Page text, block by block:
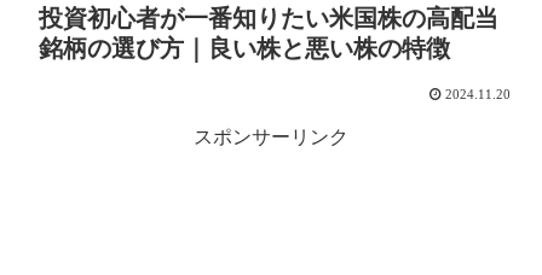
投資初心者が一番知りたい米国株の高配当
銘柄の選び方｜良い株と悪い株の特徴
2024.11.20
スポンサーリンク